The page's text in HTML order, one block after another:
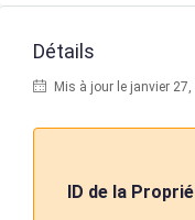
Détails
Mis à jour le janvier
ID de la